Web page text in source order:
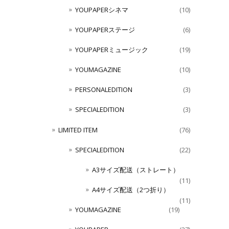
YOUPAPERシネマ (10)
YOUPAPERステージ (6)
YOUPAPERミュージック (19)
YOUMAGAZINE (10)
PERSONALEDITION (3)
SPECIALEDITION (3)
LIMITED ITEM (76)
SPECIALEDITION (22)
A3サイズ配送（ストレート）
(11)
A4サイズ配送（2つ折り）
(11)
YOUMAGAZINE
(19)